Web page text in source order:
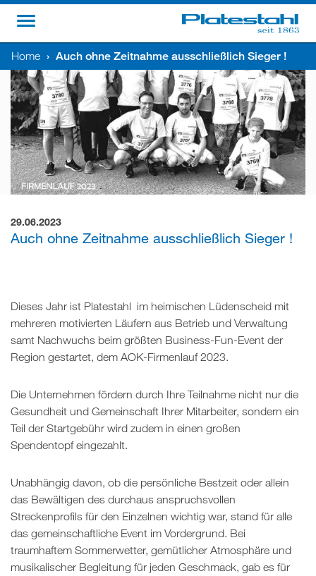
Home › Auch ohne Zeitnahme ausschließlich Sieger !
29.06.2023
Auch ohne Zeitnahme ausschließlich Sieger !
Dieses Jahr ist Platestahl im heimischen Lüdenscheid mit
mehreren motivierten Läufern aus Betrieb und Verwaltung
samt Nachwuchs beim größten Business-Fun-Event der
Region gestartet, dem AOK-Firmenlauf 2023.
Die Unternehmen fördern durch Ihre Teilnahme nicht nur die
Gesundheit und Gemeinschaft Ihrer Mitarbeiter, sondern ein
Teil der Startgebühr wird zudem in einen großen
Spendentopf eingezahlt.
Unabhängig davon, ob die persönliche Bestzeit oder allein
das Bewältigen des durchaus anspruchsvollen
Streckenprofils für den Einzelnen wichtig war, stand für alle
das gemeinschaftliche Event im Vordergrund. Bei
traumhaftem Sommerwetter, gemütlicher Atmosphäre und
musikalischer Begleitung für jeden Geschmack, gab es für